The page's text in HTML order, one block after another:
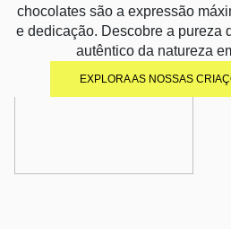
chocolates são a expressão
e dedicação. Descobre a pureza
autêntico da natureza
EXPLORA AS NOSSAS